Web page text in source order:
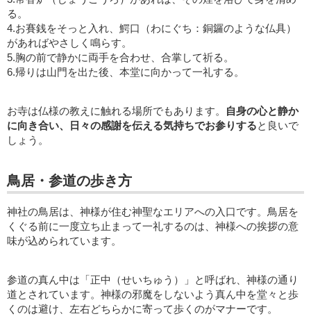
る。
4.お賽銭をそっと入れ、鰐口（わにぐち：銅鑼のような仏具）
があればやさしく鳴らす。
5.胸の前で静かに両手を合わせ、合掌して祈る。
6.帰りは山門を出た後、本堂に向かって一礼する。
お寺は仏様の教えに触れる場所でもあります。
自身の心と静か
に向き合い、日々の感謝を伝える気持ちでお参りすると良いで
しょう。
鳥居・参道の歩き方
神社の鳥居は、神様が住む神聖なエリアへの入口です。鳥居を
くぐる前に一度立ち止まって一礼するのは、神様への挨拶の意
味が込められています。
参道の真ん中は「正中（せいちゅう）」と呼ばれ、神様の通り
道とされています。神様の邪魔をしないよう真ん中を堂々と歩
くのは避け、左右どちらかに寄って歩くのがマナーです。